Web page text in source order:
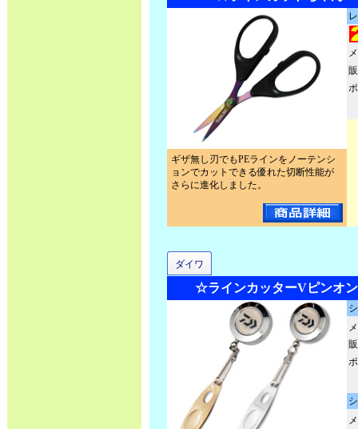
ギザ無し刃でもPEラインをノーテンシ
ョンでカットできる優れた切断性能が
さらに進化しました。
ダイワ
☆ラインカッターVピンオ